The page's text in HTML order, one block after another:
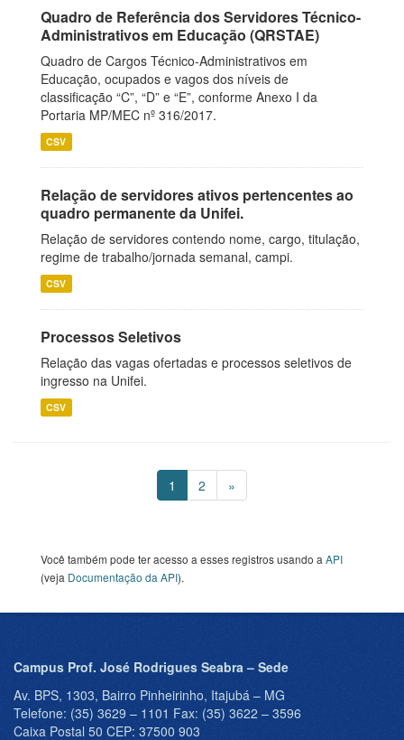
Quadro de Referência dos Servidores Técnico-
Administrativos em Educação (QRSTAE)
Quadro de Cargos Técnico-Administrativos em
Educação, ocupados e vagos dos níveis de
classificação “C”, “D” e “E”, conforme Anexo I da
Portaria MP/MEC nº 316/2017.
CSV
Relação de servidores ativos pertencentes ao
quadro permanente da Unifei.
Relação de servidores contendo nome, cargo, titulação,
regime de trabalho/jornada semanal, campi.
CSV
Processos Seletivos
Relação das vagas ofertadas e processos seletivos de
ingresso na Unifei.
CSV
1 2 »
Você também pode ter acesso a esses registros usando a API
(veja Documentação da API).
Campus Prof. José Rodrigues Seabra – Sede
Av. BPS, 1303, Bairro Pinheirinho, Itajubá – MG
Telefone: (35) 3629 – 1101 Fax: (35) 3622 – 3596
Caixa Postal 50 CEP: 37500 903